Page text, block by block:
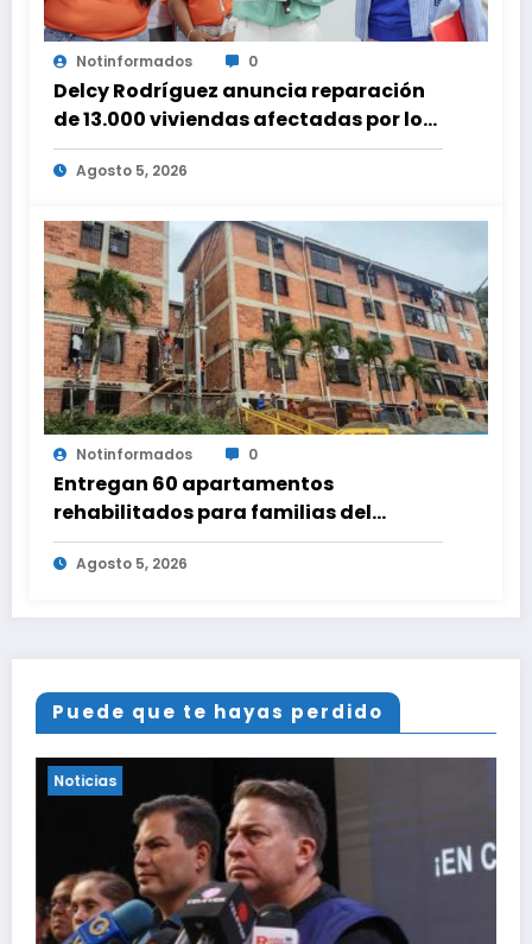
Notinformados 0
Delcy Rodríguez anuncia reparación
de 13.000 viviendas afectadas por los
terremotos
Agosto 5, 2026
Notinformados 0
Entregan 60 apartamentos
rehabilitados para familias del
urbanismo Ana Victoria en La Guaira
Agosto 5, 2026
Puede que te hayas perdido